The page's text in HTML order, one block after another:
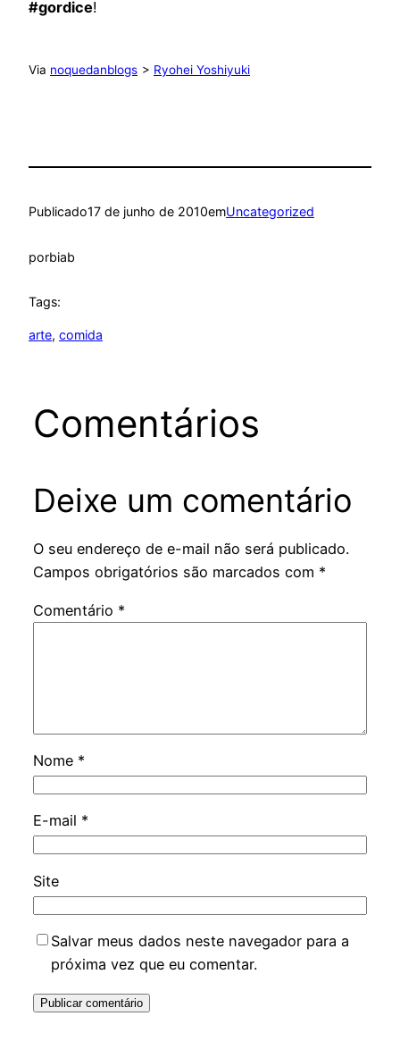
#gordice!
Via noquedanblogs > Ryohei Yoshiyuki
Publicado17 de junho de 2010emUncategorized
porbiab
Tags:
arte, comida
Comentários
Deixe um comentário
O seu endereço de e-mail não será publicado.
Campos obrigatórios são marcados com *
Comentário *
Nome *
E-mail *
Site
Salvar meus dados neste navegador para a
próxima vez que eu comentar.